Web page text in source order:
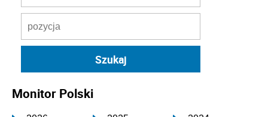
Monitor Polski